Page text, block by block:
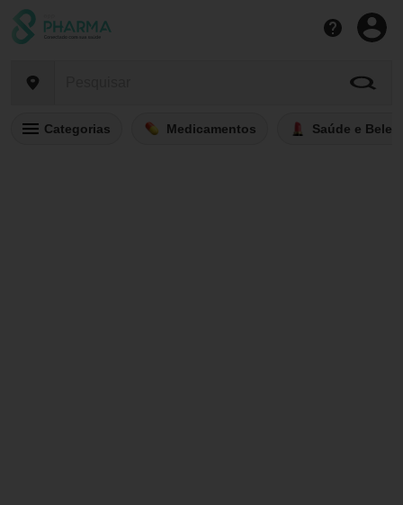
Categorias Medicamentos Saúde e